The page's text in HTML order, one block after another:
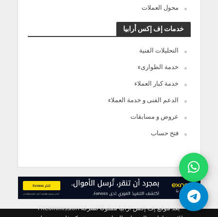
محول العملات
خدمات إف إكس أرابيا
التحليلات الفنية
خدمة الطوارىء
خدمة كبار العملاء
الدعم الفنى و خدمة العملاء
عروض و مسابقات
فتح حساب
يعد موقع إف إكس ارابيا مملوكًا لشركة FXCommission